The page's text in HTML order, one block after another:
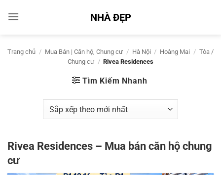
qua
NHÀ ĐẸP
Trang chủ / Mua Bán | Căn hộ, Chung cư / Hà Nội / Hoàng Mai / Tòa /
Chung cư / Rivea Residences
Tìm Kiếm Nhanh
Rivea Residences – Mua bán căn hộ chung
cư